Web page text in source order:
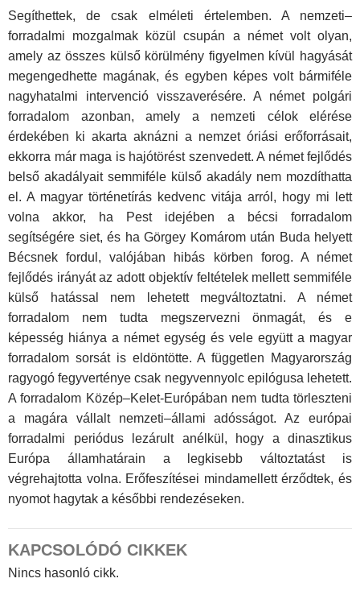
Segíthettek, de csak elméleti értelemben. A nemzeti–
forradalmi mozgalmak közül csupán a német volt olyan,
amely az összes külső körülmény figyelmen kívül hagyását
megengedhette magának, és egyben képes volt bármiféle
nagyhatalmi intervenció visszaverésére. A német polgári
forradalom azonban, amely a nemzeti célok elérése
érdekében ki akarta aknázni a nemzet óriási erőforrásait,
ekkorra már maga is hajótörést szenvedett. A német fejlődés
belső akadályait semmiféle külső akadály nem mozdíthatta
el. A magyar történetírás kedvenc vitája arról, hogy mi lett
volna akkor, ha Pest idejében a bécsi forradalom
segítségére siet, és ha Görgey Komárom után Buda helyett
Bécsnek fordul, valójában hibás körben forog. A német
fejlődés irányát az adott objektív feltételek mellett semmiféle
külső hatással nem lehetett megváltoztatni. A német
forradalom nem tudta megszervezni önmagát, és e
képesség hiánya a német egység és vele együtt a magyar
forradalom sorsát is eldöntötte. A független Magyarország
ragyogó fegyverténye csak negyvennyolc epilógusa lehetett.
A forradalom Közép–Kelet-Európában nem tudta törleszteni
a magára vállalt nemzeti–állami adósságot. Az európai
forradalmi periódus lezárult anélkül, hogy a dinasztikus
Európa államhatárain a legkisebb változtatást is
végrehajtotta volna. Erőfeszítései mindamellett érződtek, és
nyomot hagytak a későbbi rendezéseken.
KAPCSOLÓDÓ CIKKEK
Nincs hasonló cikk.